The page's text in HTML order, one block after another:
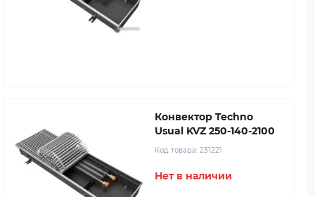
Конвектор Techno
Usual KVZ 250-140-2100
Код товара: 231221
Нет в наличии